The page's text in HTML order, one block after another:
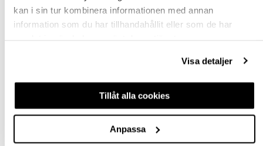
kan i sin tur kombinera informationen med annan
information som du har tillhandahållit eller som de har
Visa detaljer
Tillåt alla cookies
Anpassa
Snabba leveranser
Hämta i butik
SPECIFIKATION